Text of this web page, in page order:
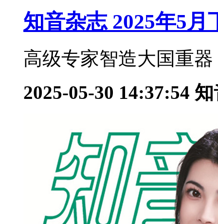
知音杂志 2025年5月
高级专家智造大国重
2025-05-30 14:37:54